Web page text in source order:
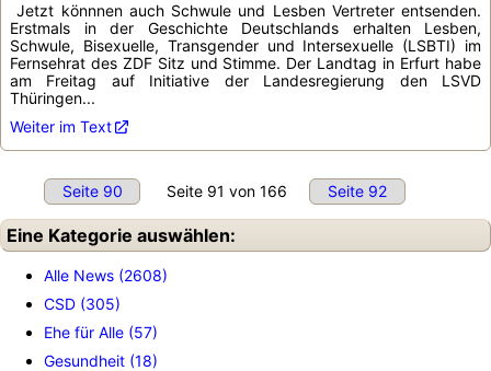
Jetzt könnnen auch Schwule und Lesben Vertreter entsenden.
Erstmals in der Geschichte Deutschlands erhalten Lesben,
Schwule, Bisexuelle, Transgender und Intersexuelle (LSBTI) im
Fernsehrat des ZDF Sitz und Stimme. Der Landtag in Erfurt habe
am Freitag auf Initiative der Landesregierung den LSVD
Thüringen...
Weiter im Text
Seite 90 Seite 91 von 166 Seite 92
Eine Kategorie auswählen:
Alle News (2608)
CSD (305)
Ehe für Alle (57)
Gesundheit (18)